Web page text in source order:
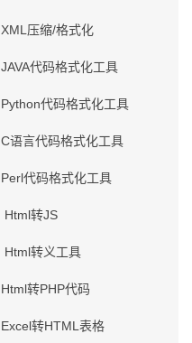
XML压缩/格式化
JAVA代码格式化工具
Python代码格式化工具
C语言代码格式化工具
Perl代码格式化工具
Html转JS
Html转义工具
Html转PHP代码
Excel转HTML表格